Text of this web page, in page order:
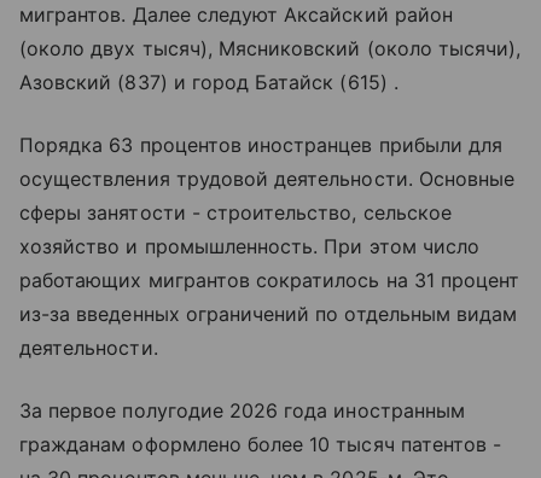
мигрантов. Далее следуют Аксайский район
(около двух тысяч), Мясниковский (около тысячи),
Азовский (837) и город Батайск (615) .
Порядка 63 процентов иностранцев прибыли для
осуществления трудовой деятельности. Основные
сферы занятости - строительство, сельское
хозяйство и промышленность. При этом число
работающих мигрантов сократилось на 31 процент
из-за введенных ограничений по отдельным видам
деятельности.
За первое полугодие 2026 года иностранным
гражданам оформлено более 10 тысяч патентов -